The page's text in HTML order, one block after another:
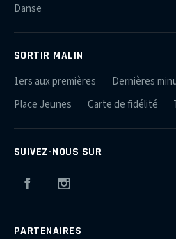
Danse
SORTIR MALIN
1ers aux premières Dernières
Place Jeunes
Carte de fidélité
SUIVEZ-NOUS SUR
Facebook
PARTENAIRES